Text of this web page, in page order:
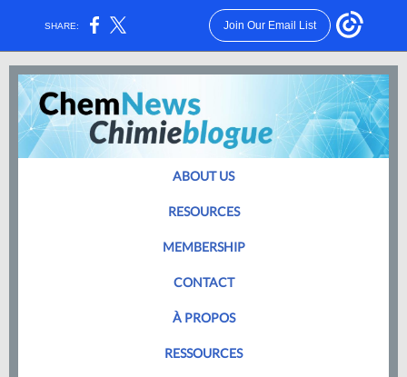
SHARE: Join Our Email List
ABOUT US
RESOURCES
MEMBERSHIP
CONTACT
À PROPOS
RESSOURCES